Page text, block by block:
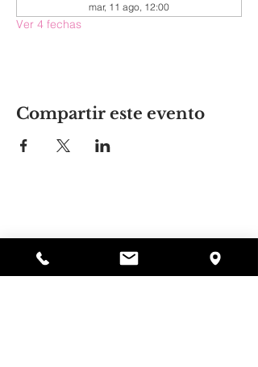
mar, 11 ago, 12:00
Ver 4 fechas
Compartir este evento
297 Central St. Gardner, MA 01440
978-364-0920